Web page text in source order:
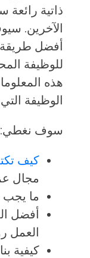
ذاتية
الآخرين.
أفضل طريقة
للوظيفة
هذه
الوظيفة
سوف نغطي:
كيف
مجال
ما يجب
أفضل
العمل
كيفية